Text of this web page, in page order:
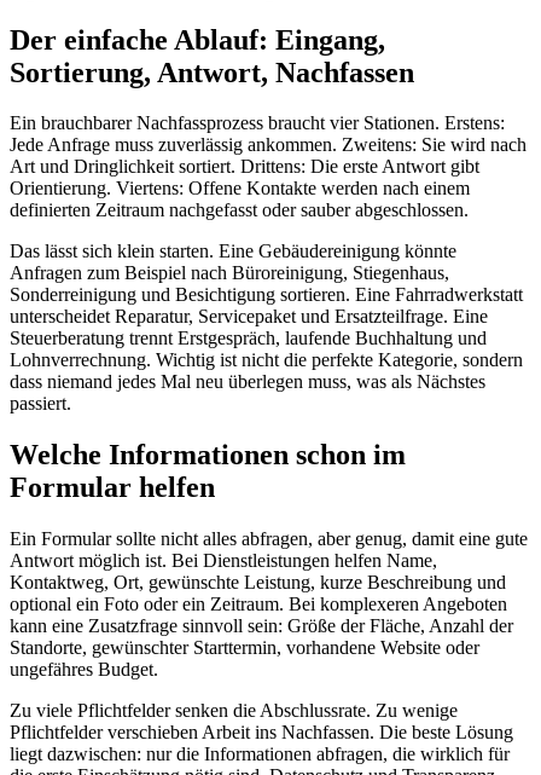
Der einfache Ablauf: Eingang,
Sortierung, Antwort, Nachfassen
Ein brauchbarer Nachfassprozess braucht vier Stationen. Erstens:
Jede Anfrage muss zuverlässig ankommen. Zweitens: Sie wird nach
Art und Dringlichkeit sortiert. Drittens: Die erste Antwort gibt
Orientierung. Viertens: Offene Kontakte werden nach einem
definierten Zeitraum nachgefasst oder sauber abgeschlossen.
Das lässt sich klein starten. Eine Gebäudereinigung könnte
Anfragen zum Beispiel nach Büroreinigung, Stiegenhaus,
Sonderreinigung und Besichtigung sortieren. Eine Fahrradwerkstatt
unterscheidet Reparatur, Servicepaket und Ersatzteilfrage. Eine
Steuerberatung trennt Erstgespräch, laufende Buchhaltung und
Lohnverrechnung. Wichtig ist nicht die perfekte Kategorie, sondern
dass niemand jedes Mal neu überlegen muss, was als Nächstes
passiert.
Welche Informationen schon im
Formular helfen
Ein Formular sollte nicht alles abfragen, aber genug, damit eine gute
Antwort möglich ist. Bei Dienstleistungen helfen Name,
Kontaktweg, Ort, gewünschte Leistung, kurze Beschreibung und
optional ein Foto oder ein Zeitraum. Bei komplexeren Angeboten
kann eine Zusatzfrage sinnvoll sein: Größe der Fläche, Anzahl der
Standorte, gewünschter Starttermin, vorhandene Website oder
ungefähres Budget.
Zu viele Pflichtfelder senken die Abschlussrate. Zu wenige
Pflichtfelder verschieben Arbeit ins Nachfassen. Die beste Lösung
liegt dazwischen: nur die Informationen abfragen, die wirklich für